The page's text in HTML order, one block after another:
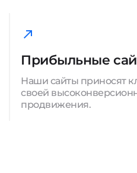
Прибыльные
Наши сайты приносят
своей
продвижения.